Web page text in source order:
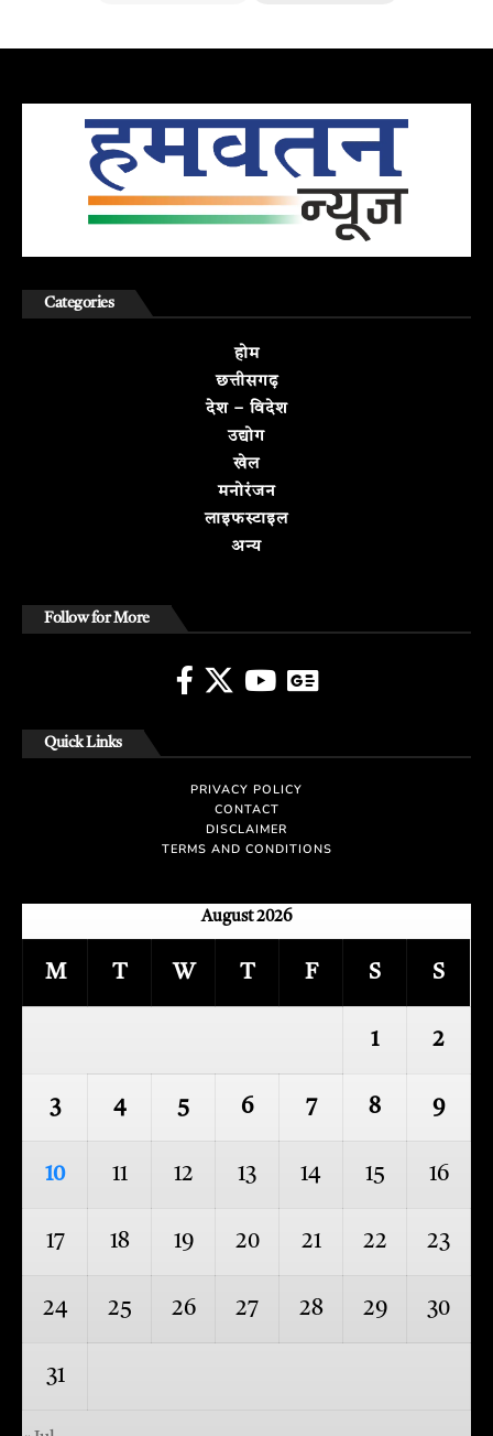
Categories
होम
छत्तीसगढ़
देश – विदेश
उद्योग
खेल
मनोरंजन
लाइफस्टाइल
अन्य
Follow for More
Quick Links
PRIVACY POLICY
CONTACT
DISCLAIMER
TERMS AND CONDITIONS
August 2026
M T W T F S S
1 2
3 4 5 6 7 8 9
10 11 12 13 14 15 16
17 18 19 20 21 22 23
24 25 26 27 28 29 30
31